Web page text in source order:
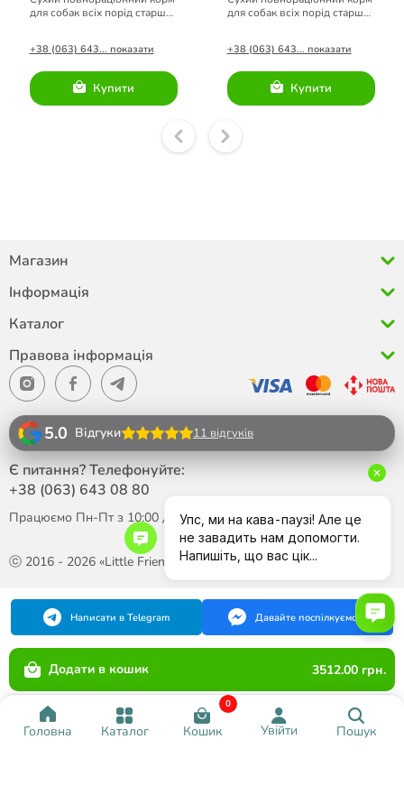
Головна Каталог Кошик
0
Увійти Пошук
для собак всіх порід старше
+38 (063) 643... показати
Купити
для собак всіх порід старше
+38 (063) 643... показати
Купити
Додати в кошик 3512.00 грн.
Магазин
Інформація
Каталог
Правова інформація
ⓒ 2016 - 2026 «Little Friend»
5.0 Відгуки 11 відгуків
Є питання? Телефонуйте:
+38 (063) 643 08 80
Працюємо Пн-Пт з 10:00 до 18:00
Написати в Telegram Давайте поспілкуємося